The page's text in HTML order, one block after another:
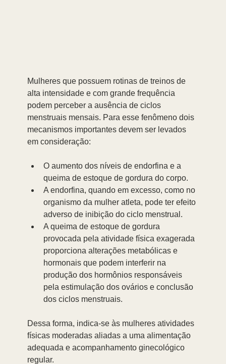
Mulheres que possuem rotinas de treinos de
alta intensidade e com grande frequência
podem perceber a ausência de ciclos
menstruais mensais. Para esse fenômeno dois
mecanismos importantes devem ser levados
em consideração:
O aumento dos níveis de endorfina e a
queima de estoque de gordura do corpo.
A endorfina, quando em excesso, como no
organismo da mulher atleta, pode ter efeito
adverso de inibição do ciclo menstrual.
A queima de estoque de gordura
provocada pela atividade física exagerada
proporciona alterações metabólicas e
hormonais que podem interferir na
produção dos hormônios responsáveis
pela estimulação dos ovários e conclusão
dos ciclos menstruais.
Dessa forma, indica-se às mulheres atividades
físicas moderadas aliadas a uma alimentação
adequada e acompanhamento ginecológico
regular.